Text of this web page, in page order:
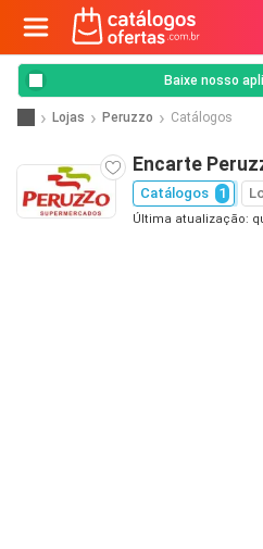
Baixe nosso
Lojas Peruzzo Catálogos
Encarte
Catálogos 1
Última atualização: